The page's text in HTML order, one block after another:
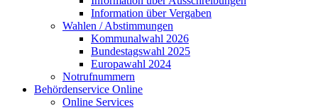
Information über Vergaben
Wahlen / Abstimmungen
Kommunalwahl 2026
Bundestagswahl 2025
Europawahl 2024
Notrufnummern
Behördenservice Online
Online Services